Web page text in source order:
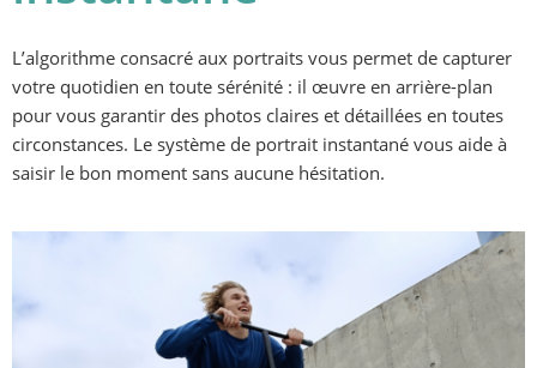
L’algorithme consacré aux portraits vous permet de capturer
votre quotidien en toute sérénité : il œuvre en arrière-plan
pour vous garantir des photos claires et détaillées en toutes
circonstances. Le système de portrait instantané vous aide à
saisir le bon moment sans aucune hésitation.